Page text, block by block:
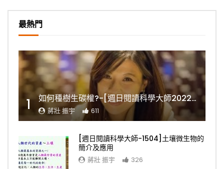
最熱門
1 如何種樹生碳權?-[週日閱讀科學大師2022.11.06]
蔣壯 振宇 611
[週日閱讀科學大師-1504]土壤微生物的
簡介及應用
蔣壯 振宇 326